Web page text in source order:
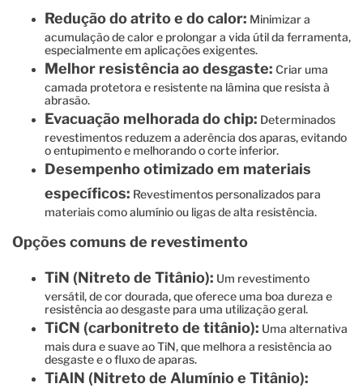
Redução do atrito e do calor: Minimizar a
acumulação de calor e prolongar a vida útil da ferramenta,
especialmente em aplicações exigentes.
Melhor resistência ao desgaste: Criar uma
camada protetora e resistente na lâmina que resista à
abrasão.
Evacuação melhorada do chip: Determinados
revestimentos reduzem a aderência dos aparas, evitando
o entupimento e melhorando o corte inferior.
Desempenho otimizado em materiais
específicos: Revestimentos personalizados para
materiais como alumínio ou ligas de alta resistência.
Opções comuns de revestimento
TiN (Nitreto de Titânio): Um revestimento
versátil, de cor dourada, que oferece uma boa dureza e
resistência ao desgaste para uma utilização geral.
TiCN (carbonitreto de titânio): Uma alternativa
mais dura e suave ao TiN, que melhora a resistência ao
desgaste e o fluxo de aparas.
TiAlN (Nitreto de Alumínio e Titânio):